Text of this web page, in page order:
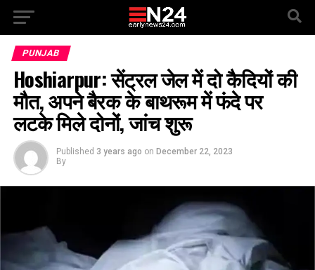
PUNJAB
Hoshiarpur: सेंट्रल जेल में दो कैदियों की
मौत, अपने बैरक के बाथरूम में फंदे पर
लटके मिले दोनों, जांच शुरू
Published 3 years ago on December 22, 2023
By